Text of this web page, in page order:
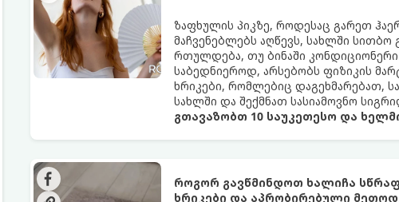
ზაფხულის პიკზე, როდესაც გარეთ
მაჩვენებლებს აღწევს, სახლში
რთულდება, თუ ბინაში
საბედნიეროდ, არსებობს ფიზიკის
ხრიკები, რომლებიც დაგეხმარებათ,
სახლში და შექმნათ სასიამოვნო
გთავაზობთ 10 საუკეთესო და
როგორ გავწმინდოთ ხალიჩა
ხრიკები და აპრობირებული